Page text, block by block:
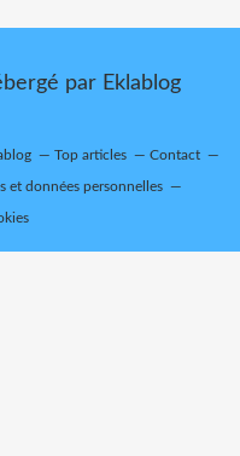
par Eklablog
Top articles Contact
et données personnelles